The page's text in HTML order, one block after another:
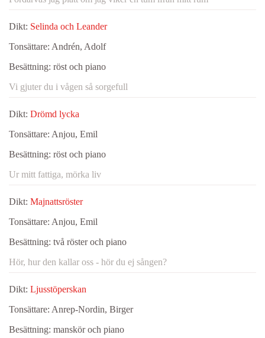
Dikt: Selinda och Leander
Tonsättare: Andrén, Adolf
Besättning: röst och piano
Vi gjuter du i vågen så sorgefull
Dikt: Drömd lycka
Tonsättare: Anjou, Emil
Besättning: röst och piano
Ur mitt fattiga, mörka liv
Dikt: Majnattsröster
Tonsättare: Anjou, Emil
Besättning: två röster och piano
Hör, hur den kallar oss - hör du ej sången?
Dikt: Ljusstöperskan
Tonsättare: Anrep-Nordin, Birger
Besättning: manskör och piano